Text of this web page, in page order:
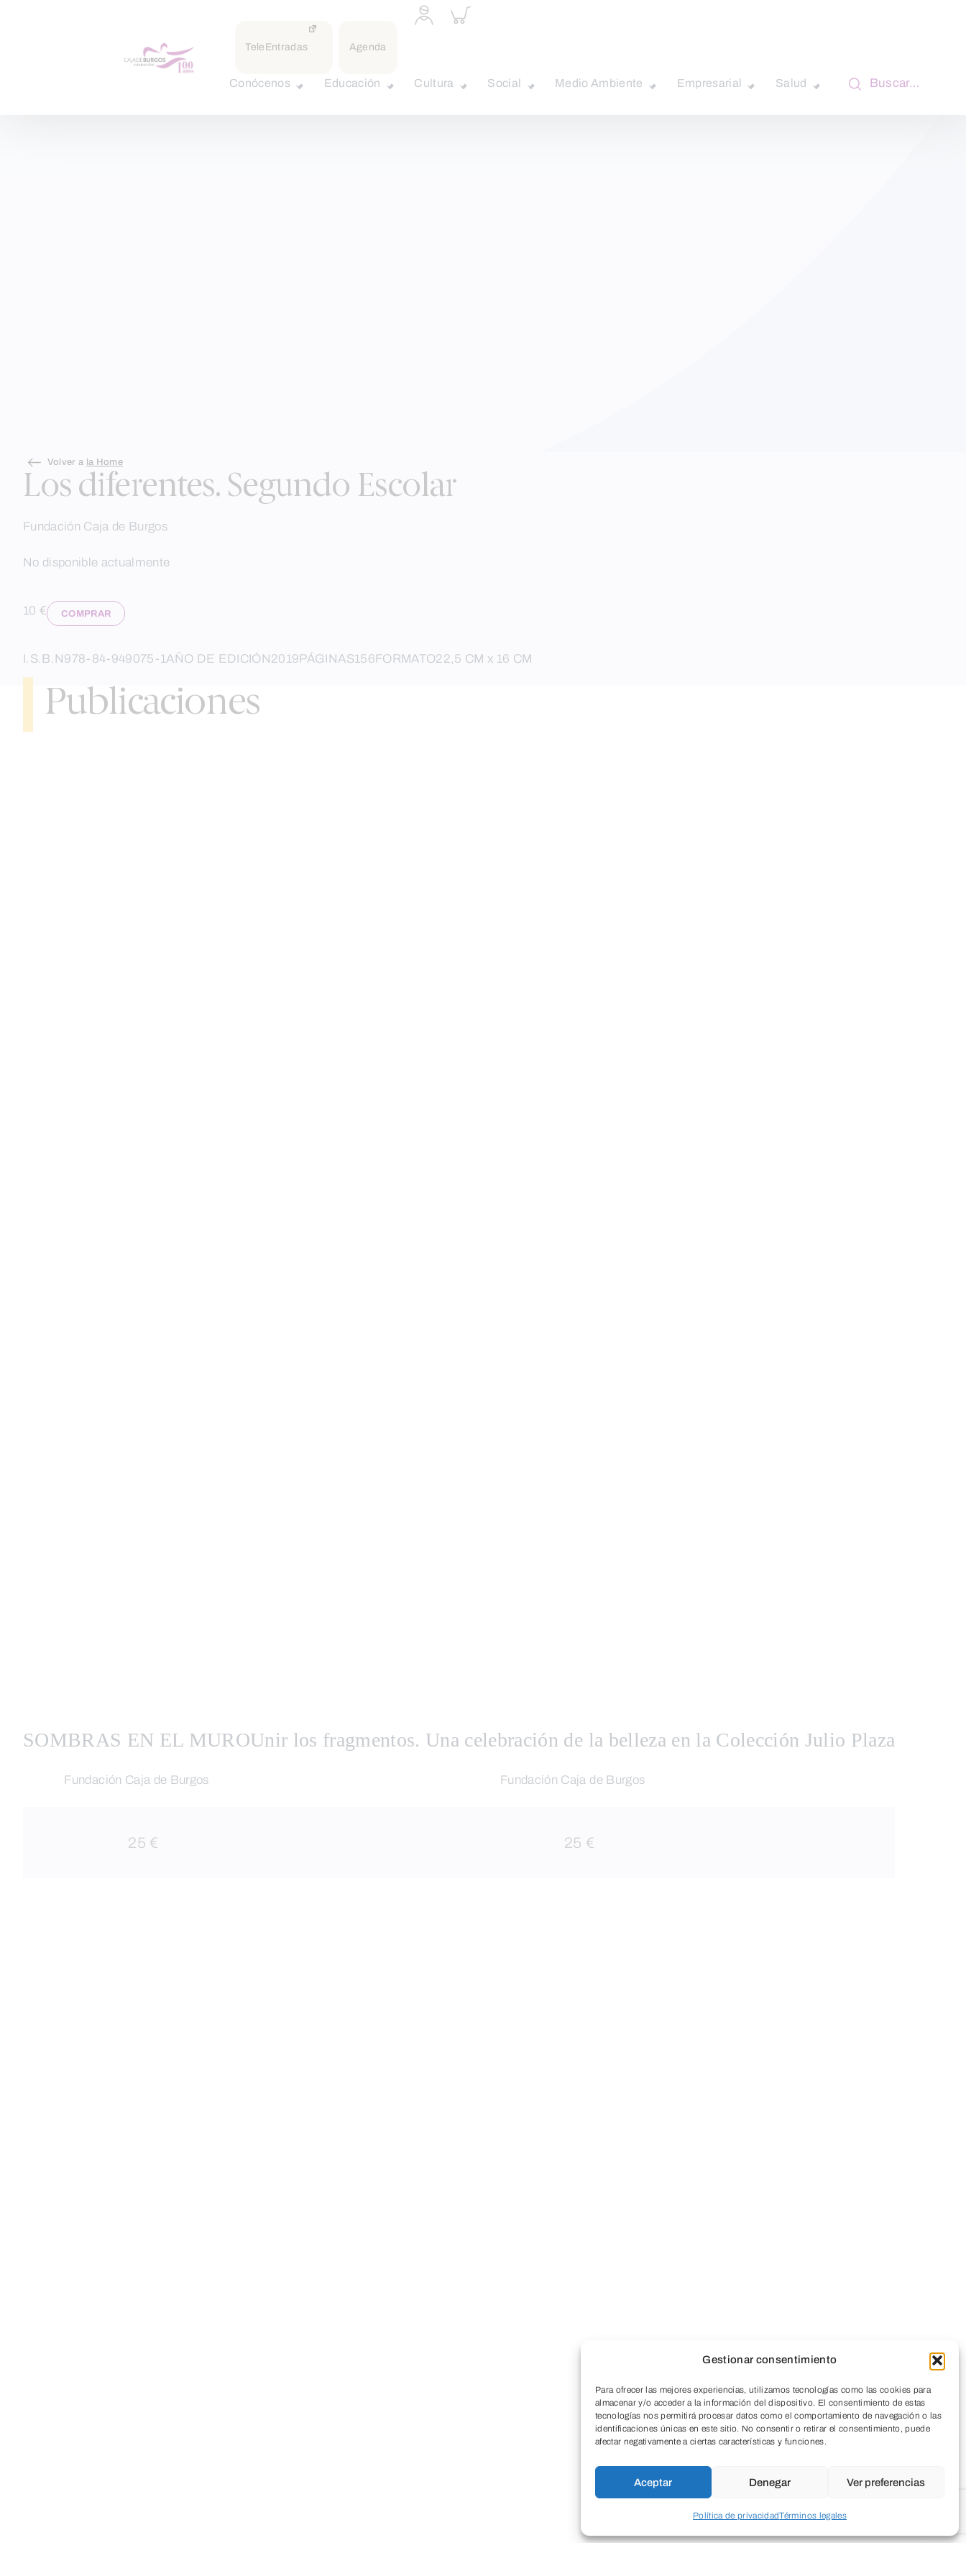
Gestionar consentimiento
Para ofrecer las mejores experiencias, utilizamos tecnologías como las cookies para
almacenar y/o acceder a la información del dispositivo. El consentimiento de estas
tecnologías nos permitirá procesar datos como el comportamiento de navegación o las
identificaciones únicas en este sitio. No consentir o retirar el consentimiento, puede
afectar negativamente a ciertas características y funciones.
Aceptar Denegar Ver preferencias
Política de privacidadTérminos legales
content
TeleEntradas Agenda
Acceder
a
Inspeccionar
carrito
Conócenos Educación Cultura Social Medio Ambiente Empresarial Salud Buscar…
Volver a la Home
Los diferentes. Segundo Escolar
Fundación Caja de Burgos
No disponible actualmente
10 € COMPRAR
I.S.B.N978-84-949075-1AÑO DE EDICIÓN2019PÁGINAS156FORMATO22,5 CM x 16 CM
Publicaciones
SOMBRAS EN EL MURO
Fundación Caja de Burgos
25 €
Unir los fragmentos. Una celebración de la belleza en la Colección Julio Plaza
Fundación Caja de Burgos
25 €